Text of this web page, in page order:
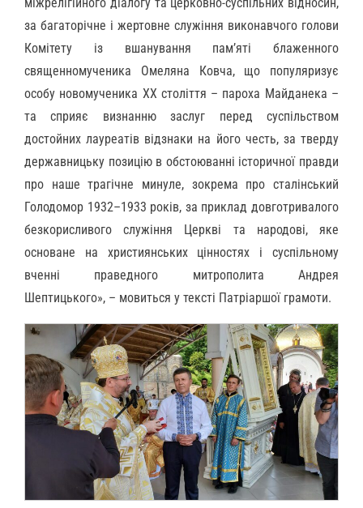
за багаторічне і жертовне служіння виконавчого голови
Комітету із вшанування пам’яті блаженного
священномученика Омеляна Ковча, що популяризує
особу новомученика XX століття – пароха Майданека –
та сприяє визнанню заслуг перед суспільством
достойних лауреатів відзнаки на його честь, за тверду
державницьку позицію в обстоюванні історичної правди
про наше трагічне минуле, зокрема про сталінський
Голодомор 1932–1933 років, за приклад довготривалого
безкорисливого служіння Церкві та народові, яке
основане на християнських цінностях і суспільному
вченні праведного митрополита Андрея
Шептицького», – мовиться у тексті Патріаршої грамоти.